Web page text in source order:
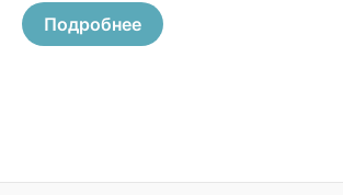
5
Подробнее